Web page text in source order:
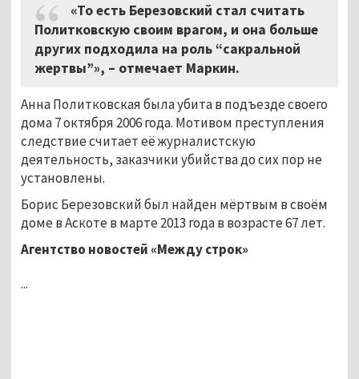
«То есть Березовский стал считать
Политковскую своим врагом, и она больше
других подходила на роль “сакральной
жертвы”», – отмечает Маркин.
Анна Политковская была убита в подъезде своего
дома 7 октября 2006 года. Мотивом преступления
следствие считает её журналистскую
деятельность, заказчики убийства до сих пор не
установлены.
Борис Березовский был найден мёртвым в своём
доме в Аскоте в марте 2013 года в возрасте 67 лет.
Агентство новостей «Между строк»
...